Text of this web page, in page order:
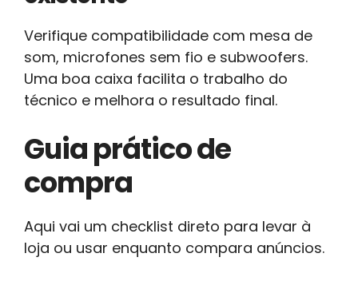
Verifique compatibilidade com mesa de
som, microfones sem fio e subwoofers.
Uma boa caixa facilita o trabalho do
técnico e melhora o resultado final.
Guia prático de
compra
Aqui vai um checklist direto para levar à
loja ou usar enquanto compara anúncios.